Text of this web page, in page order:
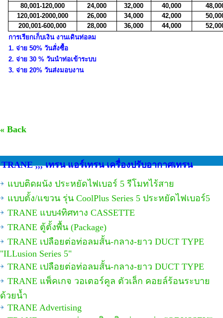
80,001-120,000
24,000 32,000 40,000
120,001-2000,000
26,000 34,000 42,000
200,001-600,000
28,000 36,000 44,000
การเรียกเก็บเงิน งานเดินท่อลม
1. จ่าย 50% วันสั่งซื้อ
2. จ่าย 30 % วันนำท่อเข้าระบบ
3. จ่าย 20% วันส่งมอบงาน
« Back
TRANE ,,, เทรน แอร์เทรน เครื่องปรับอากาศเทรน
แบบติดผนัง ประหยัดไฟเบอร์ 5 รีโมทไร้สาย
แบบตั้ง/แขวน รุ่น CoolPlus Series 5 ประหยัดไฟเบอร์5
TRANE แบบ4ทิศทาง CASSETTE
TRANE ตู้ตั้งพื้น (Package)
TRANE เปลือยต่อท่อลมสั้น-กลาง-ยาว DUCT TYPE
"ILLusion Series 5"
TRANE เปลือยต่อท่อลมสั้น-กลาง-ยาว DUCT TYPE
TRANE แพ็คเกจ วอเตอร์คูล ตัวเล็ก คอยล์ร้อนระบาย
ด้วยน้ำ
TRANE Advertising